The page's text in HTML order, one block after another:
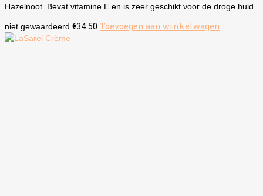
Hazelnoot. Bevat vitamine E en is zeer geschikt voor de droge huid.
niet gewaardeerd €34.50 Toevoegen aan winkelwagen